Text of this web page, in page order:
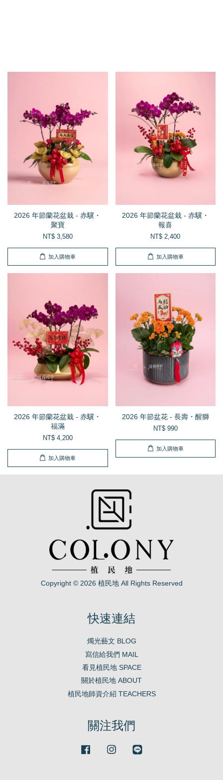
2026 年節蘭花盆栽 - 赤驥・
聚寶
NT$ 3,580
加入購物車
2026 年節蘭花盆栽 - 赤驥・
報喜
NT$ 2,400
加入購物車
2026 年節蘭花盆栽 - 赤驥・
福滿
NT$ 4,200
加入購物車
2026 年節盆花 - 長壽・醒獅
NT$ 990
加入購物車
Copyright © 2026 植民地 All Rights Reserved
快速連結
燭光藝文 BLOG
寫信給我們 MAIL
看見植民地 SPACE
關於植民地 ABOUT
植民地師資介紹 TEACHERS
關注我們
Facebook Instagram